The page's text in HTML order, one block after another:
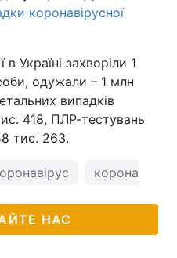
коронавірусної
Україні захворіли 1
одужали – 1 млн
випадків
418, ПЛР-тестувань
тис. 263.
коронавірус
НАС